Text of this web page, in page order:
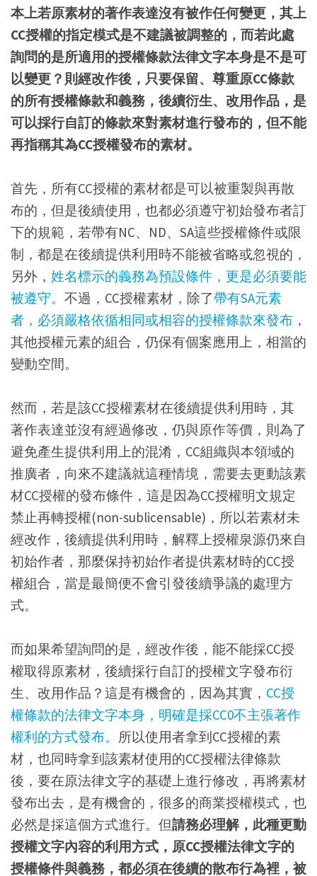
本上若原素材的著作表達沒有被作任何變更，其上
CC授權的指定模式是不建議被調整的，而若此處
詢問的是所適用的授權條款法律文字本身是不是可
以變更？則經改作後，只要保留、尊重原CC條款
的所有授權條款和義務，後續衍生、改用作品，是
可以採行自訂的條款來對素材進行發布的，但不能
再指稱其為CC授權發布的素材。
首先，所有CC授權的素材都是可以被重製與再散
布的，但是後續使用，也都必須遵守初始發布者訂
下的規範，若帶有NC、ND、SA這些授權條件或限
制，都是在後續提供利用時不能被省略或忽視的，
另外， 姓名標示的義務為預設條件，更是必須要能
被遵守。 不過，CC授權素材，除了帶有SA元素
者，必須嚴格依循相同或相容的授權條款來發布 ，
其他授權元素的組合，仍保有個案應用上，相當的
變動空間。
然而，若是該CC授權素材在後續提供利用時，其
著作表達並沒有經過修改，仍與原作等價，則為了
避免產生提供利用上的混淆，CC組織與本領域的
推廣者，向來不建議就這種情境，需要去更動該素
材CC授權的發布條件，這是因為CC授權明文規定
禁止再轉授權(non-sublicensable)，所以若素材未
經改作，後續提供利用時，解釋上授權泉源仍來自
初始作者，那麼保持初始作者提供素材時的CC授
權組合，當是最簡便不會引發後續爭議的處理方
式。
而如果希望詢問的是，經改作後，能不能採CC授
權取得原素材，後續採行自訂的授權文字發布衍
生、改用作品？這是有機會的，因為其實， CC授
權條款的法律文字本身，明確是採CC0不主張著作
權利的方式發布。 所以使用者拿到CC授權的素
材，也同時拿到該素材使用的CC授權法律條款
後，要在原法律文字的基礎上進行修改，再將素材
發布出去，是有機會的，很多的商業授權模式，也
必然是採這個方式進行。但請務必理解，此種更動
授權文字內容的利用方式，原CC授權法律文字的
授權條件與義務，都必須在後續的散布行為裡，被